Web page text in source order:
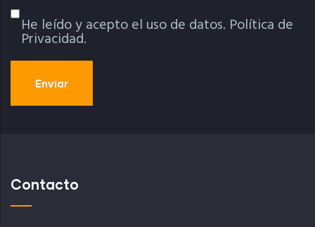
Política De Privacidad
He leído y acepto el uso de datos. Política de
Privacidad.
Contacto